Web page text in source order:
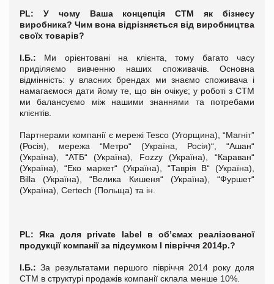
PL: У чому Ваша концепція СТМ як бізнесу
виробника? Чим вона відрізняється від виробництва
своїх товарів?
І.Б.: Ми орієнтовані на клієнта, тому багато часу
приділяємо вивченню наших споживачів. Основна
відмінність: у власних брендах ми знаємо споживача і
намагаємося дати йому те, що він очікує; у роботі з СТМ
ми балансуємо між нашими знаннями та потребами
клієнтів.
Партнерами компанії є мережі Tesco (Угорщина), “Магніт”
(Росія), мережа “Метро“ (Україна, Росія)“, “Ашан“
(Україна), “АТБ“ (Україна), Fozzy (Україна), “Караван“
(Україна), “Еко маркет“ (Україна), “Таврія В“ (Україна),
Billa (Україна), “Велика Кишеня“ (Україна), “Фуршет“
(Україна), Certech (Польща) та ін.
PL: Яка доля private label в об’ємах реалізованої
продукції компанії за підсумком I півріччя 2014р.?
І.Б.:За результатами першого півріччя 2014 року доля
СТМ в структурі продажів компанії склала менше 10%.